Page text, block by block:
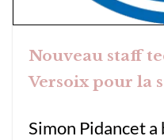
Nouveau staff
Versoix pour la
Simon Pidancet